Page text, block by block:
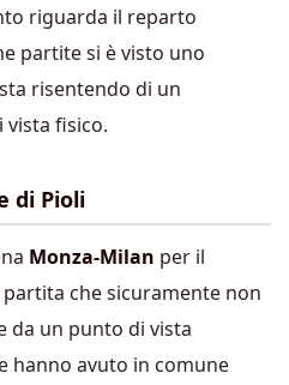
riguarda il reparto
partite si è visto uno
risentendo di un
vista fisico.
di Pioli
Monza-Milan per il
che sicuramente non
da un punto di vista
hanno avuto in comune